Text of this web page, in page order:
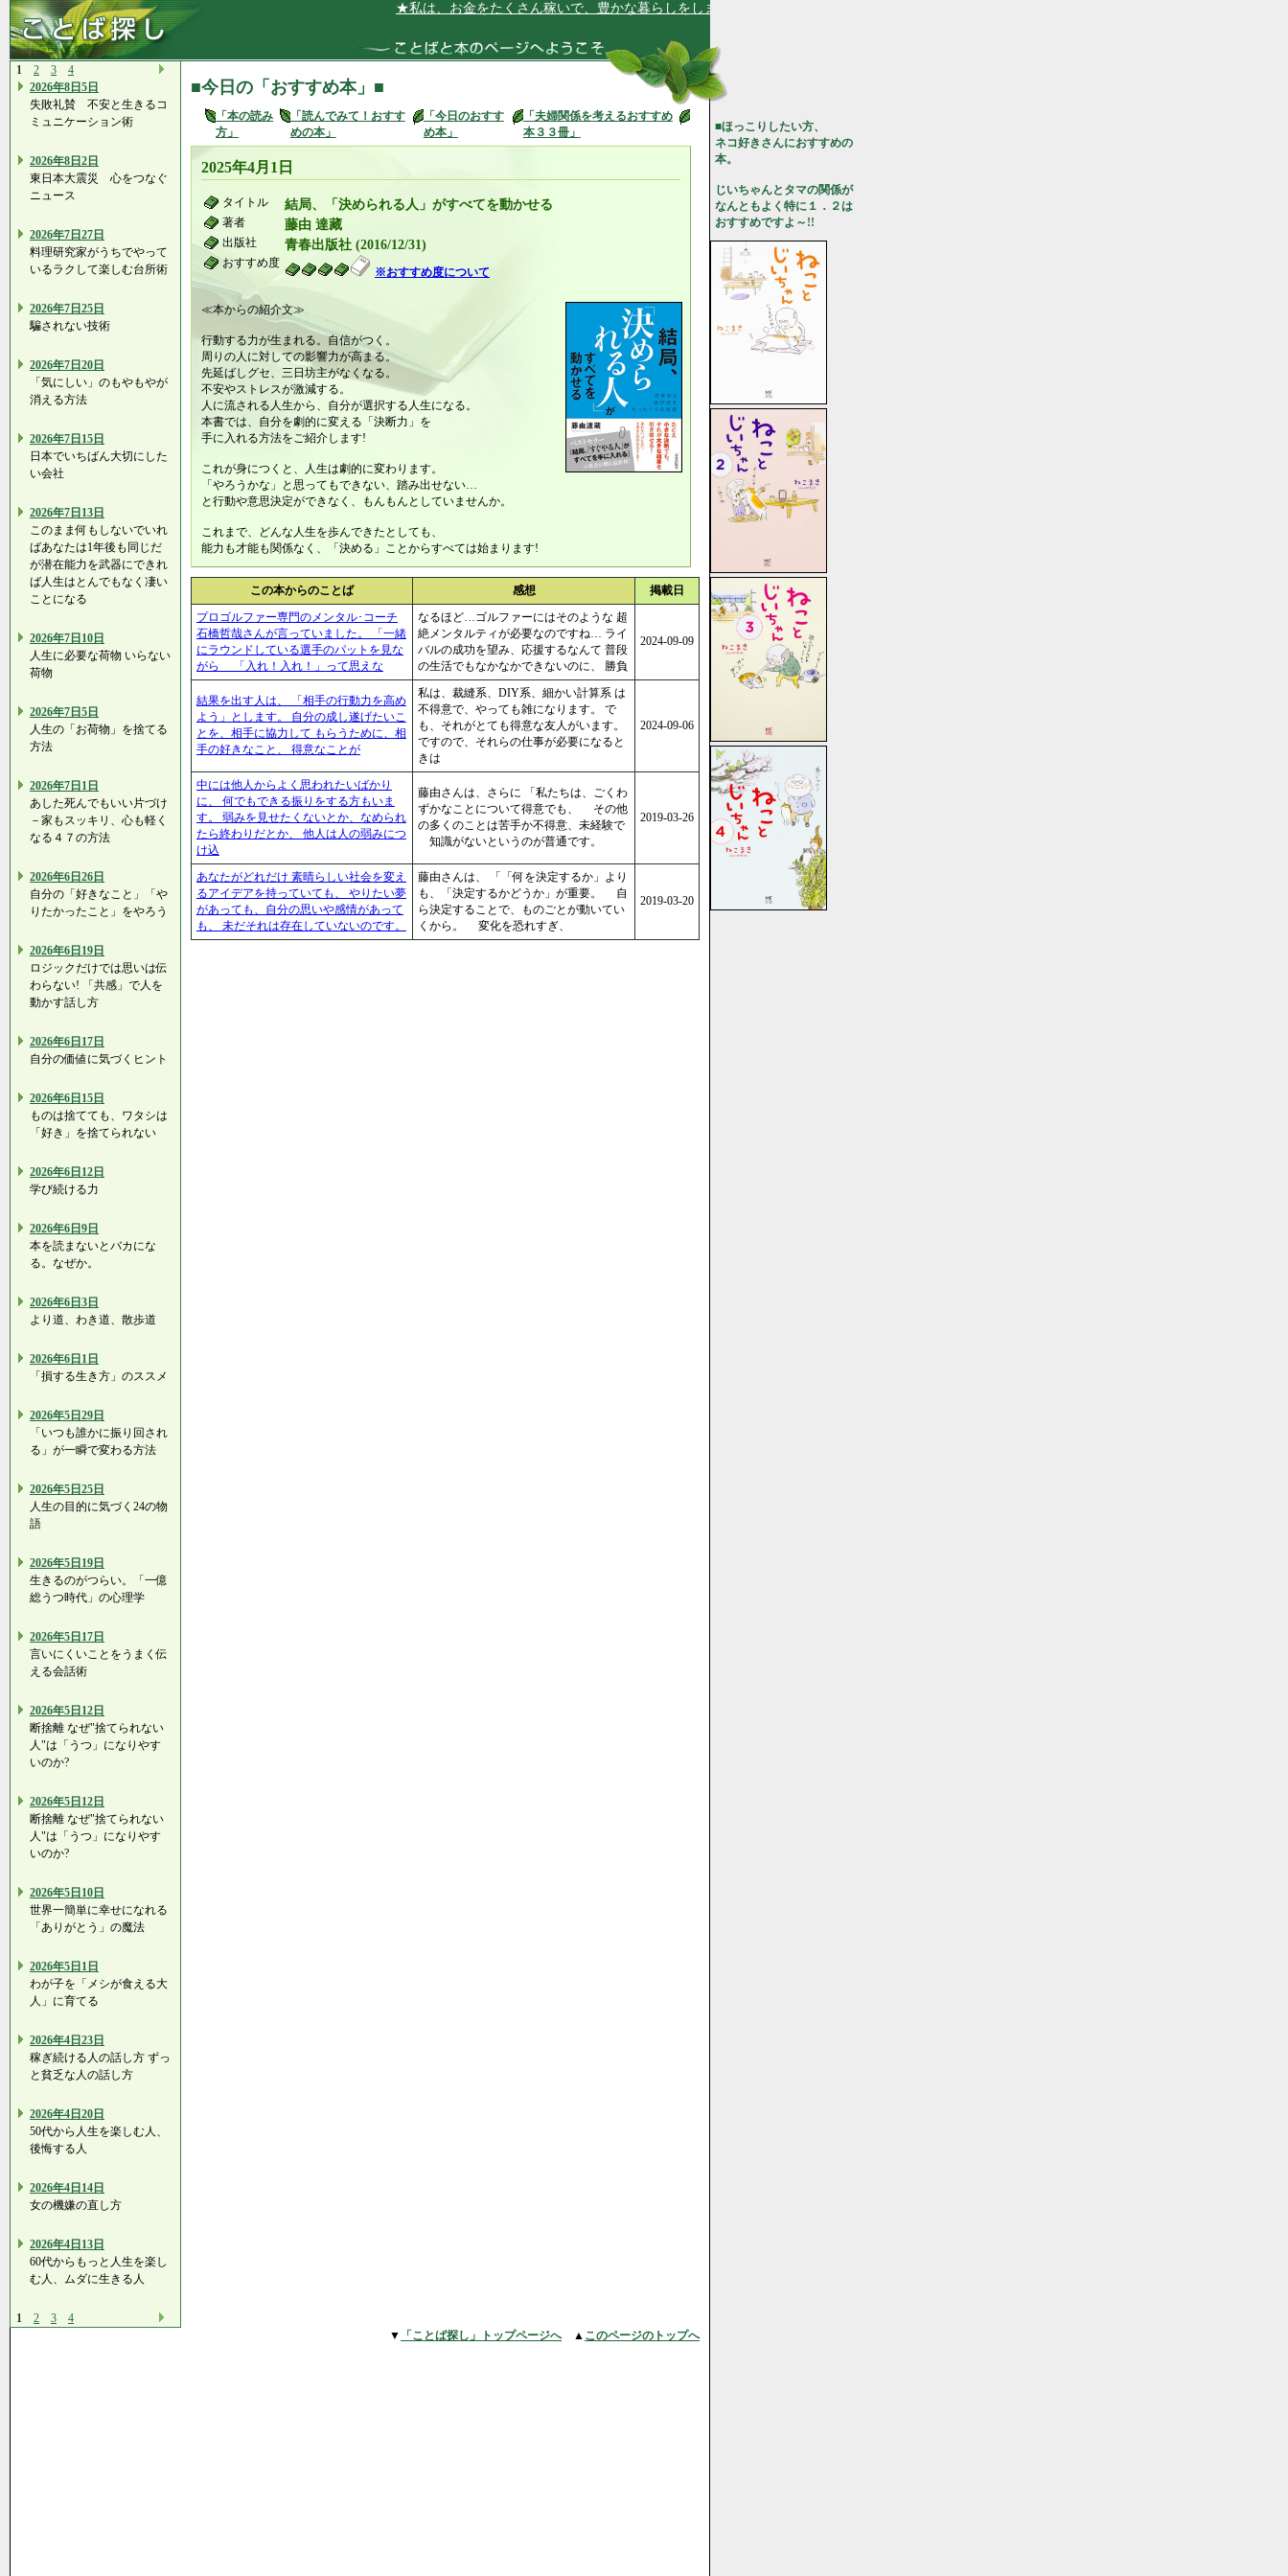
★私は、お金をたくさん稼いで、豊かな暮らしをします★
1 2 3
4
2026年8日5日
失敗礼賛 不安と生きるコ
ミュニケーション術
2026年8日2日
東日本大震災 心をつなぐ
ニュース
2026年7日27日
料理研究家がうちでやって
いるラクして楽しむ台所術
2026年7日25日
騙されない技術
2026年7日20日
「気にしい」のもやもやが
消える方法
2026年7日15日
日本でいちばん大切にした
い会社
2026年7日13日
このまま何もしないでいれ
ばあなたは1年後も同じだ
が潜在能力を武器にできれ
ば人生はとんでもなく凄い
ことになる
2026年7日10日
人生に必要な荷物 いらない
荷物
2026年7日5日
人生の「お荷物」を捨てる
方法
2026年7日1日
あした死んでもいい片づけ
－家もスッキリ、心も軽く
なる４７の方法
2026年6日26日
自分の「好きなこと」「や
りたかったこと」をやろう
2026年6日19日
ロジックだけでは思いは伝
わらない! 「共感」で人を
動かす話し方
2026年6日17日
自分の価値に気づくヒント
2026年6日15日
ものは捨てても、ワタシは
「好き」を捨てられない
2026年6日12日
学び続ける力
2026年6日9日
本を読まないとバカにな
る。なぜか。
2026年6日3日
より道、わき道、散歩道
2026年6日1日
「損する生き方」のススメ
2026年5日29日
「いつも誰かに振り回され
る」が一瞬で変わる方法
2026年5日25日
人生の目的に気づく24の物
語
2026年5日19日
生きるのがつらい。「一億
総うつ時代」の心理学
2026年5日17日
言いにくいことをうまく伝
える会話術
2026年5日12日
断捨離 なぜ"捨てられない
人"は「うつ」になりやす
いのか?
2026年5日12日
断捨離 なぜ"捨てられない
人"は「うつ」になりやす
いのか?
2026年5日10日
世界一簡単に幸せになれる
「ありがとう」の魔法
2026年5日1日
わが子を「メシが食える大
人」に育てる
2026年4日23日
稼ぎ続ける人の話し方 ずっ
と貧乏な人の話し方
2026年4日20日
50代から人生を楽しむ人、
後悔する人
2026年4日14日
女の機嫌の直し方
2026年4日13日
60代からもっと人生を楽し
む人、ムダに生きる人
1 2 3 4
■今日の「おすすめ本」■
「本の読み
方」
「読んでみて！おすす
めの本」
「今日のおすす
め本」
「夫婦関係を考えるおすすめ
本３３冊」
2025年4月1日
タイトル 結局、「決められる人」がすべてを動かせる
著者 藤由 達藏
出版社 青春出版社 (2016/12/31)
おすすめ度
※おすすめ度について
≪本からの紹介文≫
行動する力が生まれる。自信がつく。
周りの人に対しての影響力が高まる。
先延ばしグセ、三日坊主がなくなる。
不安やストレスが激減する。
人に流される人生から、自分が選択する人生になる。
本書では、自分を劇的に変える「決断力」を
手に入れる方法をご紹介します!
これが身につくと、人生は劇的に変わります。
「やろうかな」と思ってもできない、踏み出せない…
と行動や意思決定ができなく、もんもんとしていませんか。
これまで、どんな人生を歩んできたとしても、
能力も才能も関係なく、「決める」ことからすべては始まります!
この本からのことば 感想
掲載日
プロゴルファー専門のメンタル･コーチ
石橋哲哉さんが言っていました。 「一緒
にラウンドしている選手のパットを見な
がら 「入れ！入れ！」って思えな
なるほど…ゴルファーにはそのような 超
絶メンタルティが必要なのですね… ライ
バルの成功を望み、応援するなんて 普段
の生活でもなかなかできないのに、 勝負
2024-09-09
結果を出す人は、 「相手の行動力を高め
よう」とします。 自分の成し遂げたいこ
とを、相手に協力して もらうために、相
手の好きなこと、 得意なことが
私は、裁縫系、DIY系、細かい計算系 は
不得意で、やっても雑になります。 で
も、それがとても得意な友人がいます。
ですので、それらの仕事が必要になると
きは
2024-09-06
中には他人からよく思われたいばかり
に、 何でもできる振りをする方もいま
す。 弱みを見せたくないとか、なめられ
たら終わりだとか、 他人は人の弱みにつ
け込
藤由さんは、さらに 「私たちは、ごくわ
ずかなことについて得意でも、 その他
の多くのことは苦手か不得意、未経験で
知識がないというのが普通です。
2019-03-26
あなたがどれだけ 素晴らしい社会を変え
るアイデアを持っていても、 やりたい夢
があっても、自分の思いや感情があって
も、 未だそれは存在していないのです。
藤由さんは、 「「何を決定するか」より
も、「決定するかどうか」が重要。 自
ら決定することで、ものごとが動いてい
くから。 変化を恐れすぎ、
2019-03-20
■ほっこりしたい方、
ネコ好きさんにおすすめの
本。
じいちゃんとタマの関係が
なんともよく特に１．２は
おすすめですよ～!!
▼ 「ことば探し」トップページへ▲ このページのトップへ